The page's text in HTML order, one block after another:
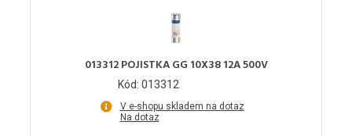
013312 POJISTKA GG 10X38 12A 500V
Kód: 013312
V e-shopu skladem na dotaz
Na dotaz